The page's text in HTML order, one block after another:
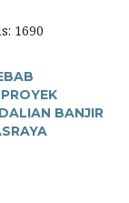
1690
BANJIR